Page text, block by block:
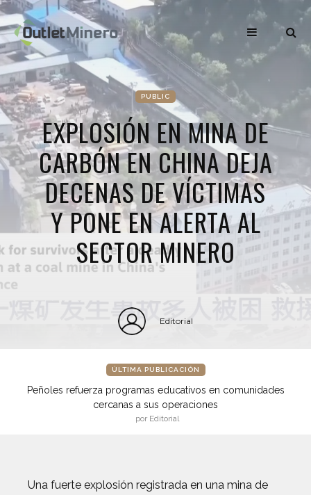
PUBLIC
EXPLOSIÓN EN MINA DE
CARBÓN EN CHINA DEJA
DECENAS DE VÍCTIMAS
Y PONE EN ALERTA AL
SECTOR MINERO
Editorial
ÚLTIMA PUBLICACIÓN
Peñoles refuerza programas educativos en comunidades
cercanas a sus operaciones
por Editorial
Una fuerte explosión registrada en una mina de